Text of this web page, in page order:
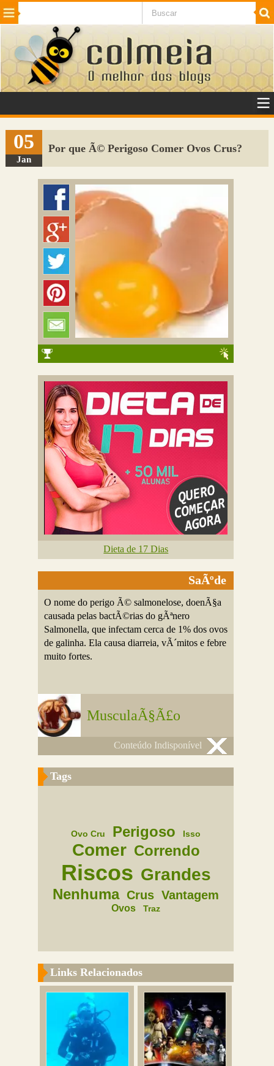
Beleza Cinema e TV
Internet Jogos NotÃ­cias SaÃºde
VeÃ­culos Adulto
Sugerir Link
Adicionar Blog
Colmeia Exchange
05
Jan
Por que Ã© Perigoso Comer Ovos Crus?
Dieta de 17 Dias
SaÃºde
O nome do perigo Ã© salmonelose, doenÃ§a
causada pelas bactÃ©rias do gÃªnero
Salmonella, que infectam cerca de 1% dos ovos
de galinha. Ela causa diarreia, vÃ´mitos e febre
muito fortes.
MusculaÃ§Ã£o
Conteúdo Indisponível
Tags
Ovo Cru Perigoso Isso
Comer Correndo
Riscos Grandes
Nenhuma Crus Vantagem
Ovos Traz
Links Relacionados